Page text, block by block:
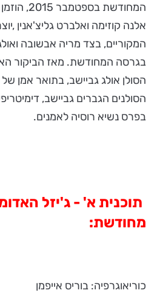
המחודשת
אלנה קוזימה ואלברט גליצ'אנין
המקוריים, בצד מריה אבשובה
בגרסה המחודשת. מאז הביקור
הסולן אולג גביישב, בתואר אמן
הסולנים הגברים גביישב,
בפרס נשיא רוסיה לאמנים.
תוכנית א' - ג'יזל
מחודשת:
כוריאוגרפיה: בוריס אייפמן